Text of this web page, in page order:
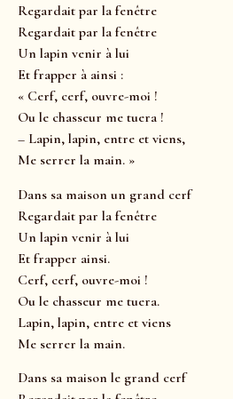
Regardait par la fenêtre
Regardait par la fenêtre
Un lapin venir à lui
Et frapper à ainsi :
« Cerf, cerf, ouvre-moi !
Ou le chasseur me tuera !
– Lapin, lapin, entre et viens,
Me serrer la main. »
Dans sa maison un grand cerf
Regardait par la fenêtre
Un lapin venir à lui
Et frapper ainsi.
Cerf, cerf, ouvre-moi !
Ou le chasseur me tuera.
Lapin, lapin, entre et viens
Me serrer la main.
Dans sa maison le grand cerf